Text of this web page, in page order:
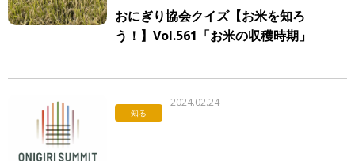
おにぎり協会クイズ【お米を知ろ
う！】Vol.561「お米の収穫時期」
知る
2024.02.24